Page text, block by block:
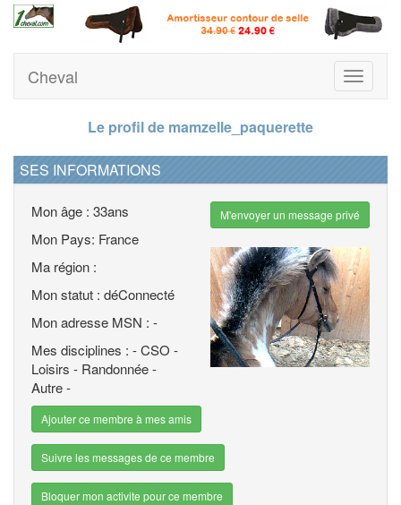
Toggle
Cheval
Le profil de mamzelle_paquerette
SES INFORMATIONS
Mon âge : 33ans
Mon Pays: France
Ma région :
Mon statut : déConnecté
Mon adresse MSN : -
Mes disciplines : - CSO -
Loisirs - Randonnée -
Autre -
Ajouter ce membre à mes amis
Suivre les messages de ce membre
Bloquer mon activite pour ce membre
M'envoyer un message privé